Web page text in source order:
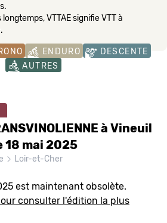
VTTAE signifie VTT à
ENDURO
DESCENTE
AUTRES
à Vineuil
18 mai 2025
Loir-et-Cher
est maintenant obsolète.
consulter l'édition la plus